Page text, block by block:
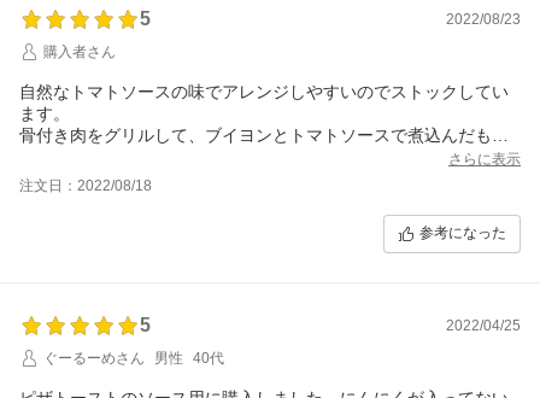
5
2022/08/23
購入者さん
自然なトマトソースの味でアレンジしやすいのでストックしてい
ます。
骨付き肉をグリルして、ブイヨンとトマトソースで煮込んだもの
パスタを添えていただくのが定番になっています。
さらに表示
注文日：2022/08/18
参考になった
5
2022/04/25
ぐーるーめさん
男性 40代